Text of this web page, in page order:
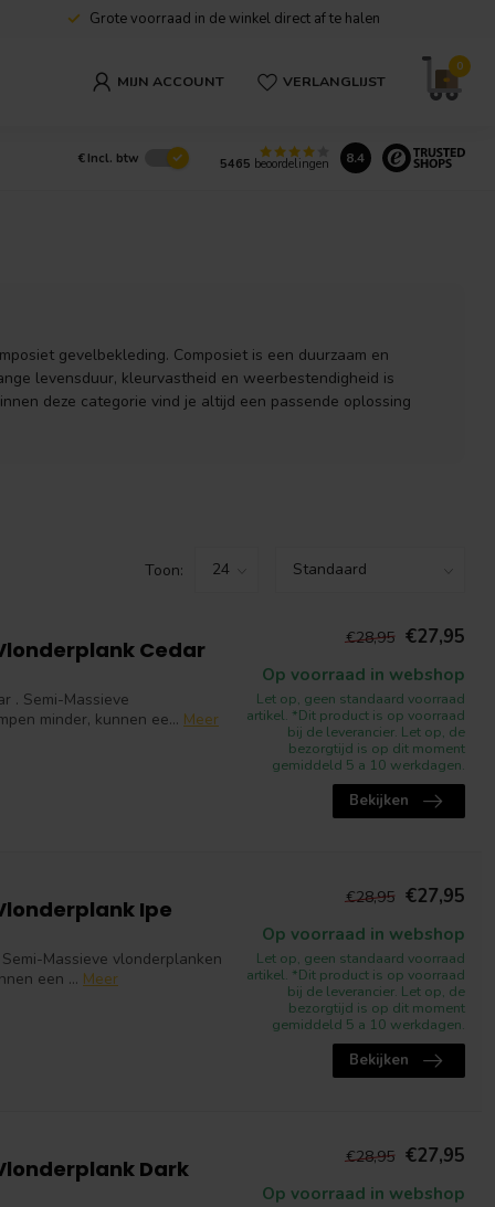
Grote voorraad in de winkel direct af te halen
MIJN ACCOUNT VERLANGLIJST
0
€ Incl. btw 5465 beoordelingen 8.4
gevelbekleding. Composiet is een duurzaam en
levensduur, kleurvastheid en weerbestendigheid is
deze categorie vind je altijd een passende oplossing
Toon:
Cedar
. Semi-Massieve
minder, kunnen ee... Meer
€28,95 €27,95
Op voorraad in webshop
Let op, geen standaard voorraad
artikel. *Dit product is op voorraad
bij de leverancier. Let op, de
bezorgtijd is op dit moment
gemiddeld 5 a 10 werkdagen.
Bekijken
Ipe
Massieve vlonderplanken
een ... Meer
€28,95 €27,95
Op voorraad in webshop
Let op, geen standaard voorraad
artikel. *Dit product is op voorraad
bij de leverancier. Let op, de
bezorgtijd is op dit moment
gemiddeld 5 a 10 werkdagen.
Bekijken
Dark
€28,95 €27,95
Op voorraad in webshop